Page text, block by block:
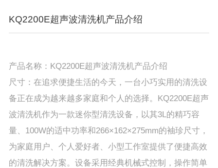
KQ2200E超声波清洗机产品介绍
产品名称：KQ2200E超声波清洗机产品介绍
尺寸：在追求便捷生活的今天，一台小巧实用的清洗设
备正在成为越来越多家庭和个人的选择。KQ2200E超声
波清洗机作为一款迷你型清洗设备，以其3L的精巧容
量、100W的适中功率和266×162×275mm的袖珍尺寸，
为家庭用户、个人爱好者、小型工作室提供了便捷高效
的清洗解决方案。设备采用经典机械式控制，操作简单